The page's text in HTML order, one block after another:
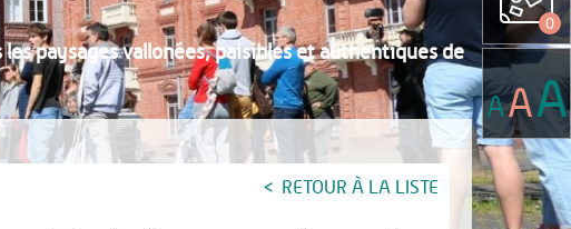
paysages vallonées, paisibles et authentiques de
RETOUR À LA LISTE
0
AAA